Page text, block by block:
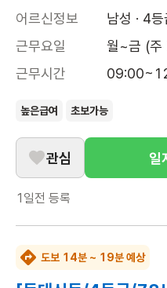
어르신정보
남성 · 4등
근무요일
월~금 (주
근무시간
높은급여 초보가능
관심 일
1일전 등록
도보 14분 ~ 19분 예상